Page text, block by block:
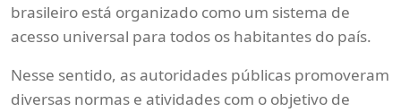
brasileiro está organizado como um sistema de
acesso universal para todos os habitantes do país.
Nesse sentido, as autoridades públicas promoveram
diversas normas e atividades com o objetivo de